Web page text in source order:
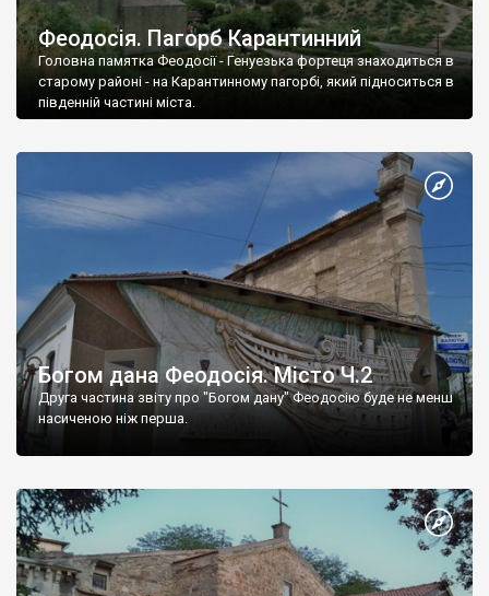
Феодосія. Пагорб Карантинний
Головна памятка Феодосії - Генуезька фортеця знаходиться в
старому районі - на Карантинному пагорбі, який підноситься в
південній частині міста.
Богом дана Феодосія. Місто Ч.2
Друга частина звіту про "Богом дану" Феодосію буде не менш
насиченою ніж перша.